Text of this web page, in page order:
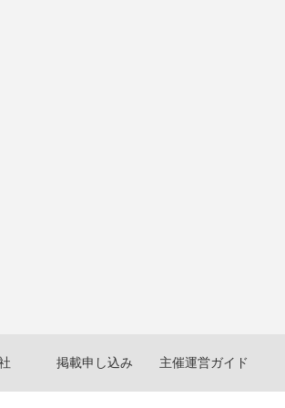
掲載申し込み 主催運営ガイド